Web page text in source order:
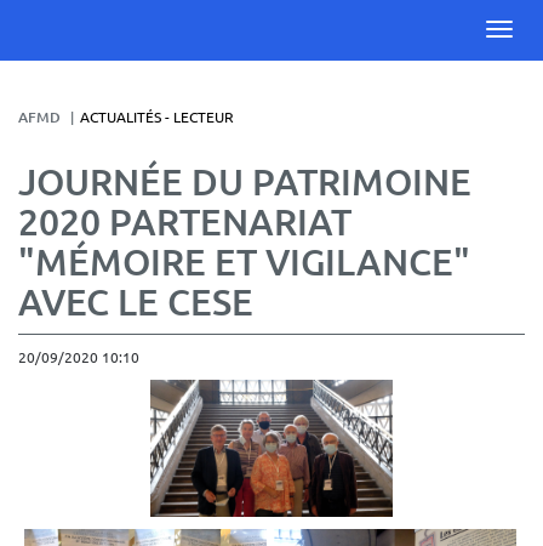
AFMD ACTUALITÉS - LECTEUR
JOURNÉE DU PATRIMOINE
2020 PARTENARIAT
"MÉMOIRE ET VIGILANCE"
AVEC LE CESE
20/09/2020 10:10